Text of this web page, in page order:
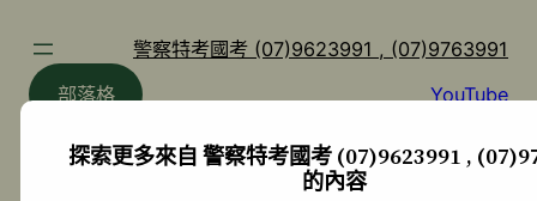
警察特考國考 (07)9623991 , (07)9763991
部落格
YouTube
探索更多來自 警察特考國考 (07)9623991 ,
的內容